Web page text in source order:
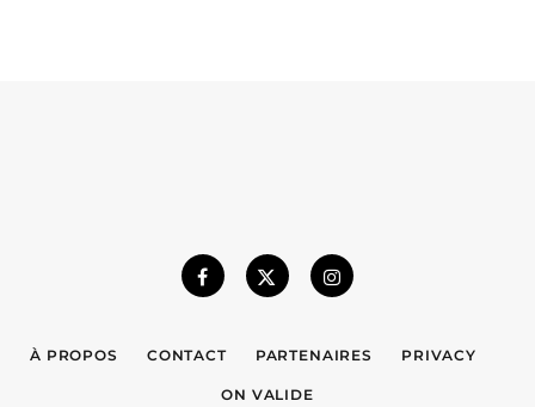
À PROPOS CONTACT PARTENAIRES PRIVACY
ON VALIDE